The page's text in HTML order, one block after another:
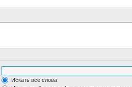
Искать все слова